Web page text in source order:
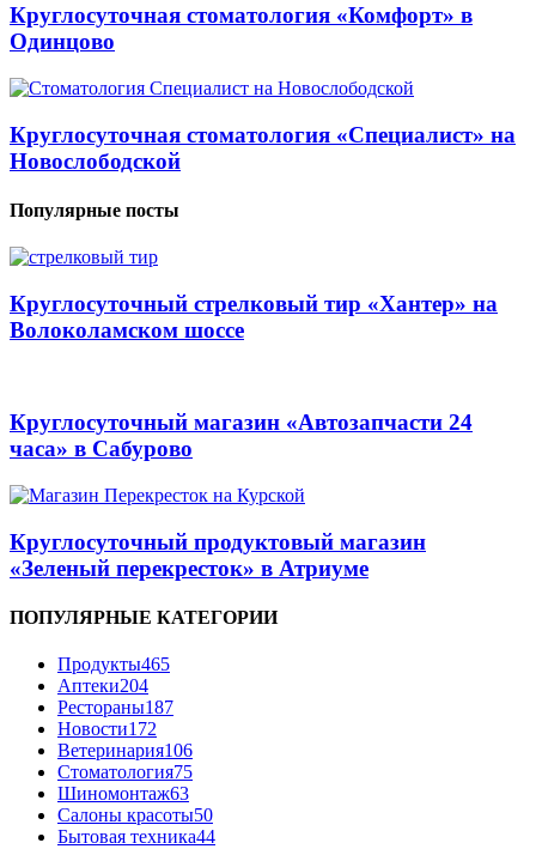
Круглосуточная стоматология «Комфорт» в
Одинцово
Круглосуточная стоматология «Специалист» на
Новослободской
Популярные посты
Круглосуточный стрелковый тир «Хантер» на
Волоколамском шоссе
Круглосуточный магазин «Автозапчасти 24
часа» в Сабурово
Круглосуточный продуктовый магазин
«Зеленый перекресток» в Атриуме
ПОПУЛЯРНЫЕ КАТЕГОРИИ
Продукты465
Аптеки204
Рестораны187
Новости172
Ветеринария106
Стоматология75
Шиномонтаж63
Салоны красоты50
Бытовая техника44